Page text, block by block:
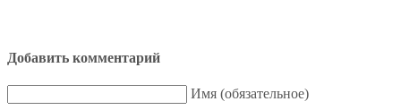
Добавить комментарий
Имя (обязательное)